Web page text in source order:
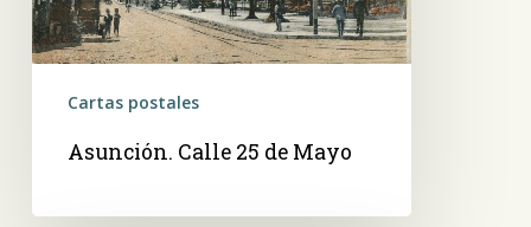
Cartas postales
Asunción. Calle 25 de Mayo